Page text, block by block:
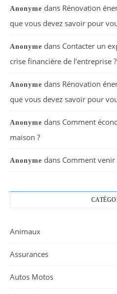
Anonyme dans Rénovation
que vous devez savoir pour
Anonyme dans Contacter un
crise financière de l’entreprise ?
Anonyme dans Rénovation
que vous devez savoir pour
Anonyme dans Comment
maison ?
Anonyme dans Comment venir
Animaux
Assurances
Autos Motos